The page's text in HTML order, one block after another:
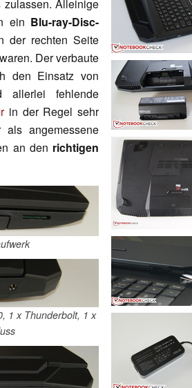
Alleinige
ein Blu-ray-Disc-
der rechten Seite
waren. Der verbaute
den Einsatz von
fehlende
in der Regel sehr
angemessene
an den richtigen
1 x Thunderbolt, 1 x